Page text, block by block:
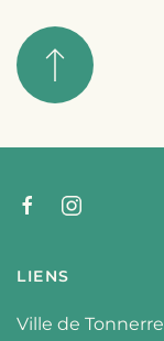
LIENS
Ville de Tonnerre